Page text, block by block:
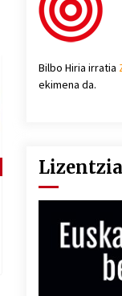
Bilbo Hiria irratia
ekimena da.